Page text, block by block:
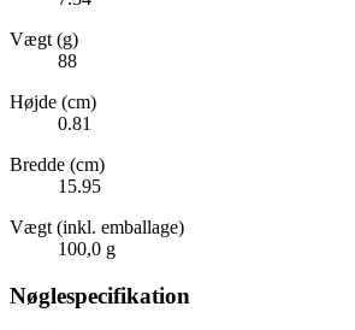
Vægt (g)
88
Højde (cm)
0.81
Bredde (cm)
15.95
Vægt (inkl. emballage)
100,0 g
Nøglespecifikation